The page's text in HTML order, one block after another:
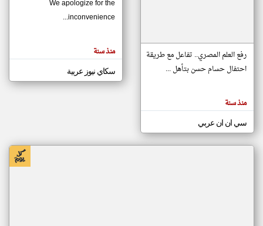
مصادر الأخبار من موريتانيا
اخبار موريتانيا على مدار الساعة
أهم اخبار موريتانيا العاجلة والمباشرة
المقالات
الموجوده
هنا عن
رفع العلم المصري.. تفاعل مع طريقة
احتفال حسام حسن بتأهل ...
منذ سنة
سي ان ان عربي
We apologize for the
inconvenience...
منذ سنة
سكاي نيوز عربية
klyoum.com